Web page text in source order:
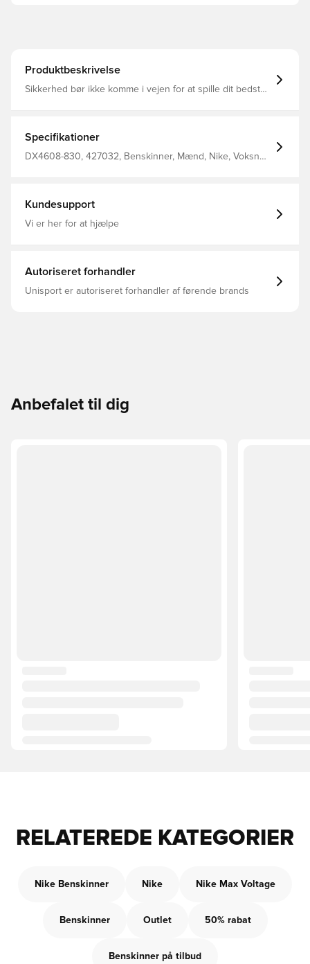
Produktbeskrivelse
Sikkerhed bør ikke komme i vejen for at spille dit bedste
polypropylen (PP) 33% ethylenvinylacetat (EVA) 17%
polyester 7% gummi
Specifikationer
DX4608-830, 427032, Benskinner, Mænd, Nike, Voksne,
Kundesupport
Vi er her for at hjælpe
Autoriseret forhandler
Unisport er autoriseret forhandler af førende brands
Anbefalet til dig
RELATEREDE KATEGORIER
Nike Benskinner Nike Nike Max Voltage
Benskinner Outlet 50% rabat
Benskinner på tilbud